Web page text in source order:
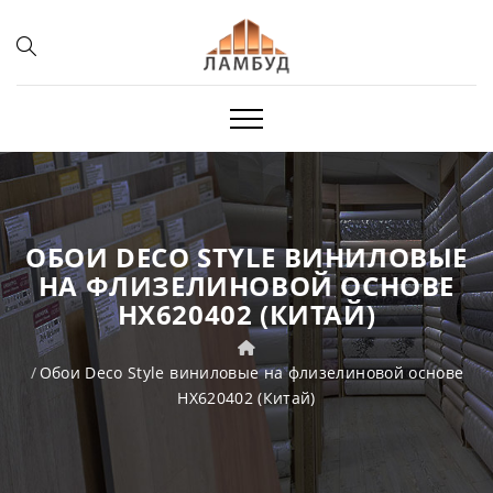
ОБОИ DECO STYLE ВИНИЛОВЫЕ
НА ФЛИЗЕЛИНОВОЙ ОСНОВЕ
HX620402 (КИТАЙ)
Обои Deco Style виниловые на флизелиновой основе
HX620402 (Китай)